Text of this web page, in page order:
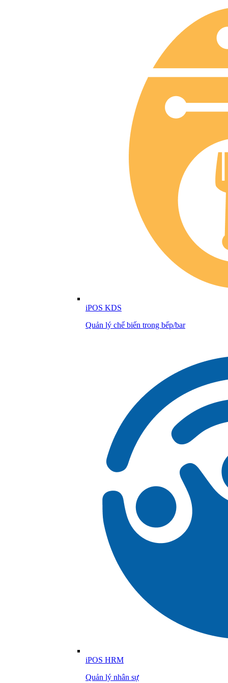
iPOS KDS
Quản lý chế biến trong bếp/bar
iPOS HRM
Quản lý nhân sự